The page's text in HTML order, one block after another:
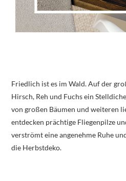
Friedlich ist es im Wald. Auf der
Hirsch, Reh und Fuchs ein
von großen Bäumen und weiteren
entdecken prächtige Fliegenpilze
verströmt eine angenehme Ruhe
die Herbstdeko.